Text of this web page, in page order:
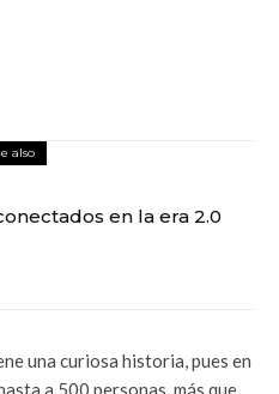
also
en la era 2.0
una curiosa historia, pues en
a 500 personas, más que